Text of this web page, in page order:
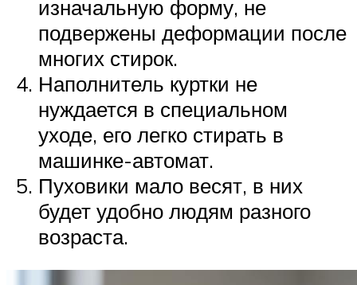
изначальную форму, не
подвержены деформации после
многих стирок.
Наполнитель куртки не
нуждается в специальном
уходе, его легко стирать в
машинке-автомат.
Пуховики мало весят, в них
будет удобно людям разного
возраста.